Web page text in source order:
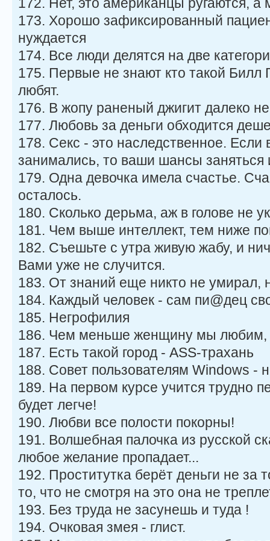
172. Нет, это американцы
173. Хорошо зафиксированный
нуждается
174. Все люди делятся на две
175. Первые не знают кто такой Билл
любят.
176. В жопу раненый джигит далеко
177. Любовь за деньги обходится
178. Секс - это наследственное.
занимались, то ваши шансы
179. Одна девочка имела счастье.
осталось.
180. Сколько дерьма, аж в голове не
181. Чем выше интеллект, тем ниже
182. Съешьте с утра живую жабу, и
Вами уже не случится.
183. От знаний еще никто не умирал,
184. Каждый человек - сам пи@дец
185. Негрофилия
186. Чем меньше женщину мы любим,
187. Есть такой город - ASS-трахань
188. Совет пользователям Windows -
189. На первом курсе учится трудно
будет легче!
190. Любви все полости покорны!
191. Волшебная палочка из русской
любое желание пропадает...
192. Проститутка берёт деньги не за
то, что не смотря на это она не
193. Без труда не засунешь и туда !
194. Очковая змея - глист.